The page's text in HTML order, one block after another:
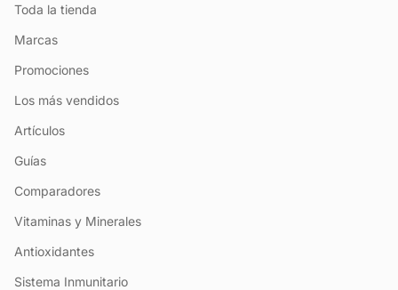
Toda la tienda
Marcas
Promociones
Los más vendidos
Artículos
Guías
Comparadores
Vitaminas y Minerales
Antioxidantes
Sistema Inmunitario